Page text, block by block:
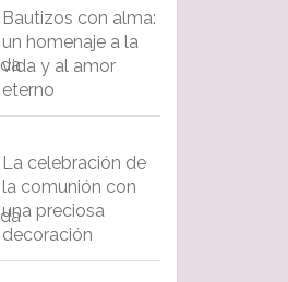
Bautizos con alma:
un homenaje a la
vida y al amor
eterno
La celebración de
la comunión con
una preciosa
decoración